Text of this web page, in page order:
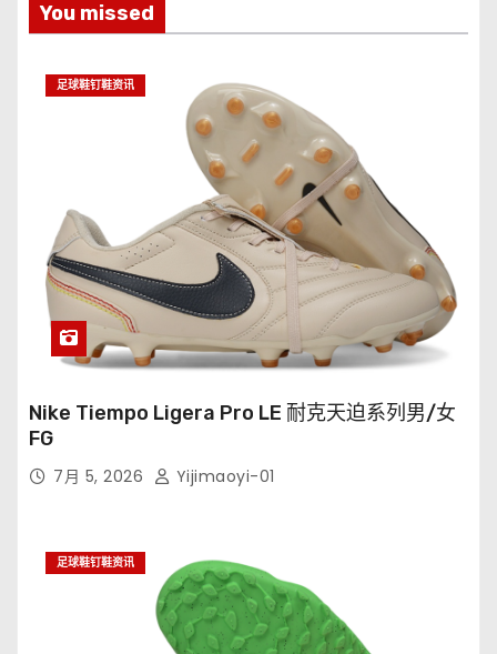
You missed
足球鞋钉鞋资讯
Nike Tiempo Ligera Pro LE 耐克天迫系列男/女
FG
7月 5, 2026 Yijimaoyi-01
足球鞋钉鞋资讯